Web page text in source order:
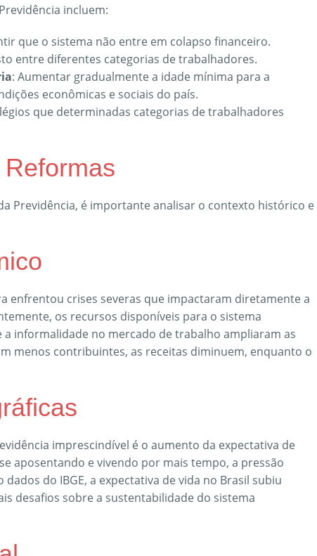
incluem:
que o sistema não entre em colapso financeiro.
entre diferentes categorias de trabalhadores.
: Aumentar gradualmente a idade mínima para a
econômicas e sociais do país.
que determinadas categorias de trabalhadores
Previdência, é importante analisar o contexto histórico e
enfrentou crises severas que impactaram diretamente a
os recursos disponíveis para o sistema
informalidade no mercado de trabalho ampliaram as
menos contribuintes, as receitas diminuem, enquanto o
imprescindível é o aumento da expectativa de
aposentando e vivendo por mais tempo, a pressão
do IBGE, a expectativa de vida no Brasil subiu
desafios sobre a sustentabilidade do sistema